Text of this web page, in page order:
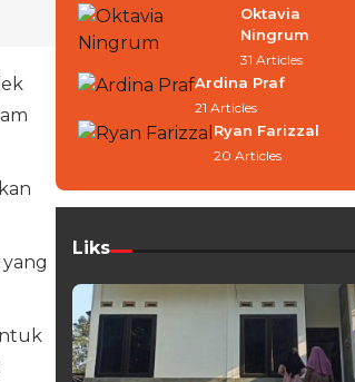
Oktavia
Ningrum
31 Articles
Ardina Praf
21 Articles
Ryan Farizzal
20 Articles
Liks